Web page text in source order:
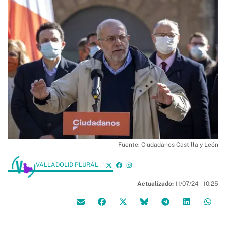
Fuente: Ciudadanos Castilla y León
VALLADOLID PLURAL
Actualizado: 11/07/24 | 10:25